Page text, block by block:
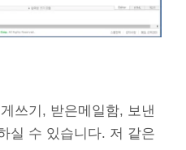
쓰기, 받은메일함, 보낸
실 수 있습니다. 저 같은